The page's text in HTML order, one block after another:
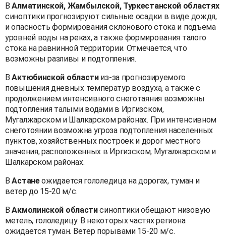
ВАлматинской, Жамбылской, Туркестанской областях
синоптики прогнозируют сильные осадки в виде дождя,
и опасность формирования склонового стока и подъема
уровней воды на реках, а также формирования талого
стока на равнинной территории. Отмечается, что
возможны разливы и подтопления.
ВАктюбинской областииз-за прогнозируемого
повышения дневных температур воздуха, а также с
продолжением интенсивного снеготаяния возможны
подтопления талыми водами в Иргизском,
Мугалжарском и Шалкарском районах. При интенсивном
снеготоянии возможна угроза подтопления населенных
пунктов, хозяйственных построек и дорог местного
значения, расположенных в Иргизском, Мугалжарском и
Шалкарском районах.
ВАстанеожидается гололедица на дорогах, туман и
ветер до 15-20 м/с.
ВАкмолинской областисиноптики обещают низовую
метель, гололедицу. В некоторых частях региона
ожидается туман. Ветер порывами 15-20 м/с.